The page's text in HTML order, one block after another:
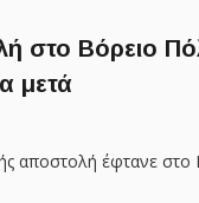
στο Βόρειο
μετά
αποστολή έφτανε